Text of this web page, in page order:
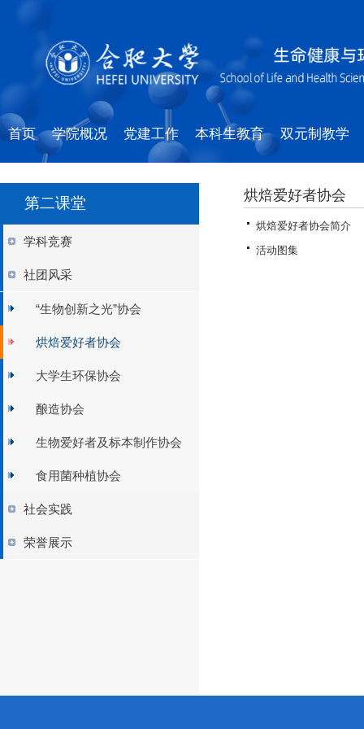
首页 学院概况 党建工作 本科生教育 双元制教学
第二课堂
学科竞赛
社团风采
“生物创新之光”协会
烘焙爱好者协会
大学生环保协会
酿造协会
生物爱好者及标本制作协会
食用菌种植协会
社会实践
荣誉展示
烘焙爱好者协会
烘焙爱好者协会简介
活动图集